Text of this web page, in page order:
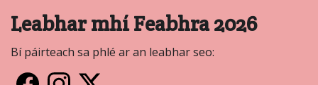
Leabhar mhí Feabhra 2026
Bí páirteach sa phlé ar an leabhar seo: